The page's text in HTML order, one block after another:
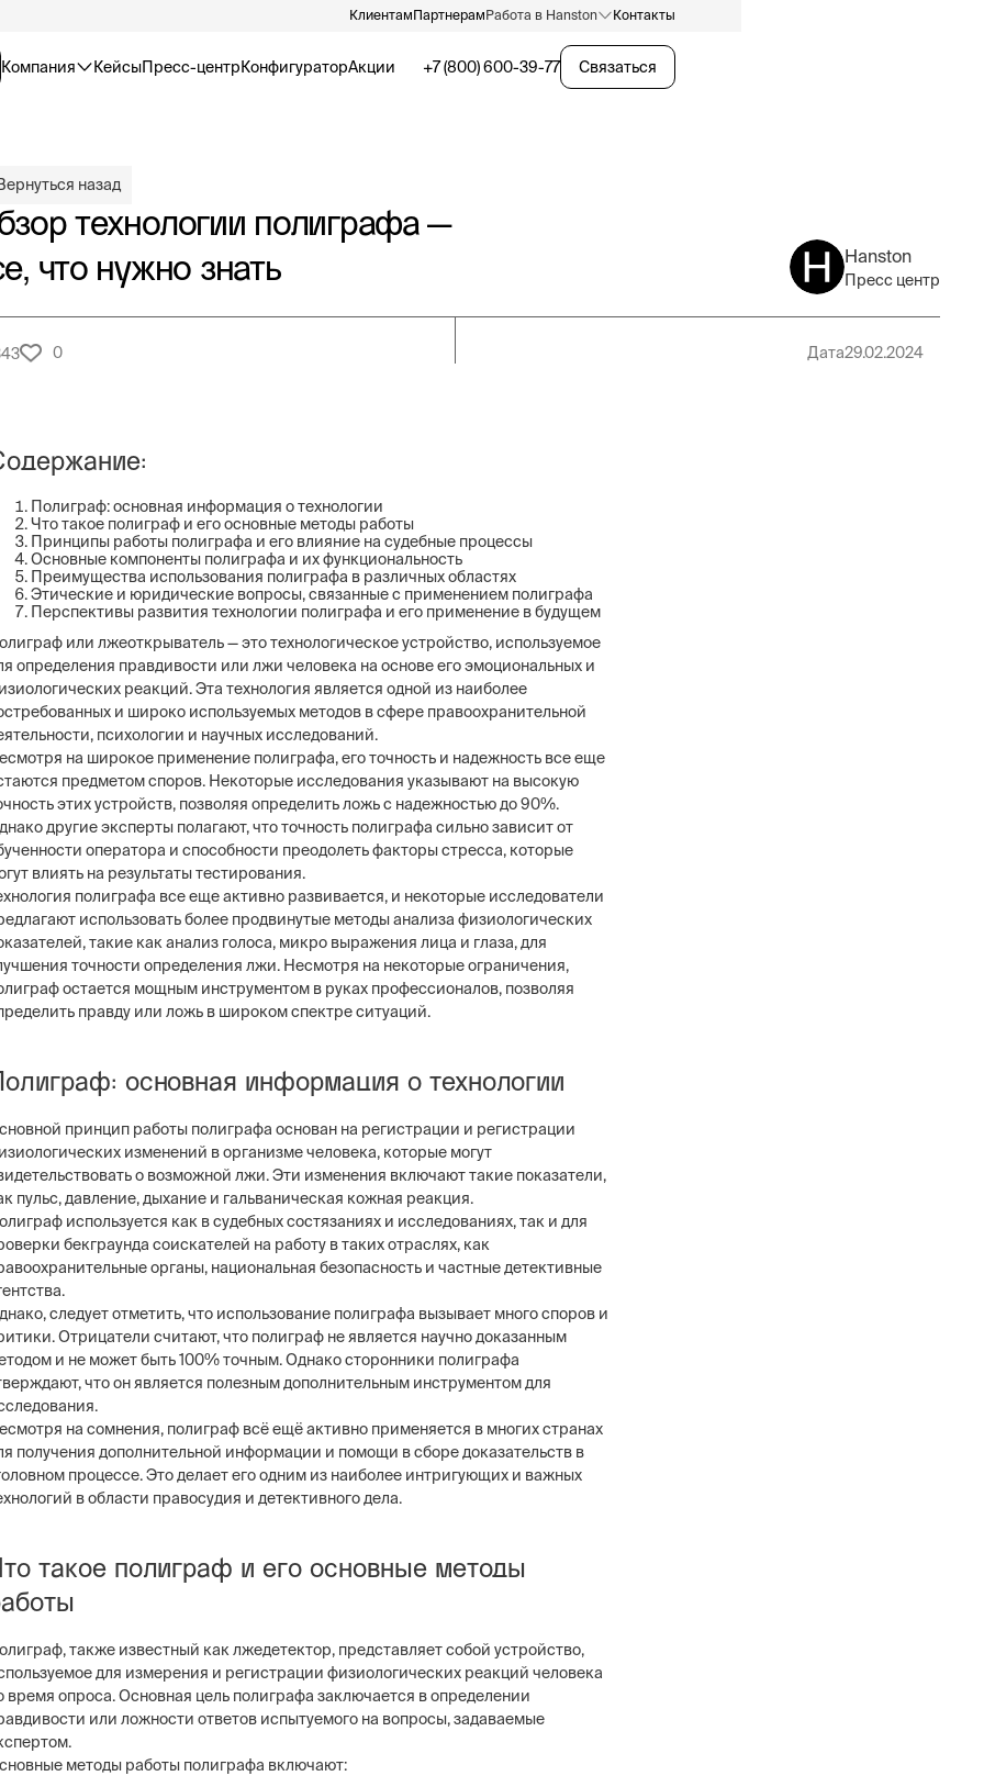
Компания КейсыПресс-центрКонфигураторАкции
КлиентамПартнерамРабота в Hanston Контакты
+7 (800) 600-39-77 Связаться
системы безопасности бизнеса –
видеонаблюдение, СКУД,
Физическая охрана объектов нового уровня, 12
типов постов, 3 категории охранников,
конфигуратор расчета стоимости охранных
услуг
назад
технологии полиграфа —
что нужно знать
Hanston
Пресс центр
0 Дата29.02.2024
Полиграф: основная информация о технологии
Что такое полиграф и его основные методы работы
Принципы работы полиграфа и его влияние на судебные процессы
Основные компоненты полиграфа и их функциональность
Преимущества использования полиграфа в различных областях
Этические и юридические вопросы, связанные с применением полиграфа
Перспективы развития технологии полиграфа и его применение в будущем
или лжеоткрыватель — это технологическое устройство, используемое
определения правдивости или лжи человека на основе его эмоциональных и
реакций. Эта технология является одной из наиболее
и широко используемых методов в сфере правоохранительной
психологии и научных исследований.
на широкое применение полиграфа, его точность и надежность все еще
предметом споров. Некоторые исследования указывают на высокую
этих устройств, позволяя определить ложь с надежностью до 90%.
другие эксперты полагают, что точность полиграфа сильно зависит от
оператора и способности преодолеть факторы стресса, которые
влиять на результаты тестирования.
полиграфа все еще активно развивается, и некоторые исследователи
использовать более продвинутые методы анализа физиологических
такие как анализ голоса, микро выражения лица и глаза, для
точности определения лжи. Несмотря на некоторые ограничения,
остается мощным инструментом в руках профессионалов, позволяя
правду или ложь в широком спектре ситуаций.
основная информация о технологии
принцип работы полиграфа основан на регистрации и регистрации
изменений в организме человека, которые могут
о возможной лжи. Эти изменения включают такие показатели,
пульс, давление, дыхание и гальваническая кожная реакция.
используется как в судебных состязаниях и исследованиях, так и для
бекграунда соискателей на работу в таких отраслях, как
органы, национальная безопасность и частные детективные
следует отметить, что использование полиграфа вызывает много споров и
Отрицатели считают, что полиграф не является научно доказанным
и не может быть 100% точным. Однако сторонники полиграфа
что он является полезным дополнительным инструментом для
на сомнения, полиграф всё ещё активно применяется в многих странах
получения дополнительной информации и помощи в сборе доказательств в
процессе. Это делает его одним из наиболее интригующих и важных
в области правосудия и детективного дела.
такое полиграф и его основные методы
также известный как лжедетектор, представляет собой устройство,
для измерения и регистрации физиологических реакций человека
время опроса. Основная цель полиграфа заключается в определении
или ложности ответов испытуемого на вопросы, задаваемые
методы работы полиграфа включают: